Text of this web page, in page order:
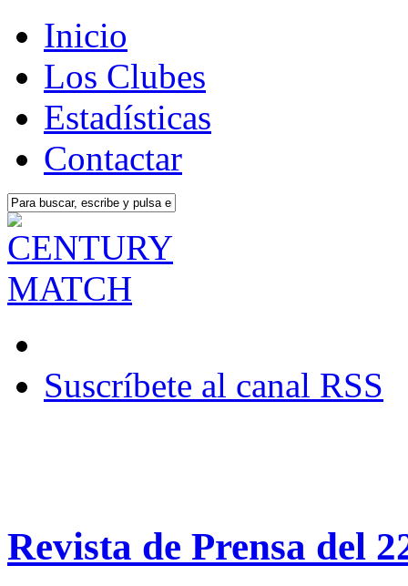
Inicio
Los Clubes
Estadísticas
Contactar
Suscríbete al canal RSS
Revista de Prensa del